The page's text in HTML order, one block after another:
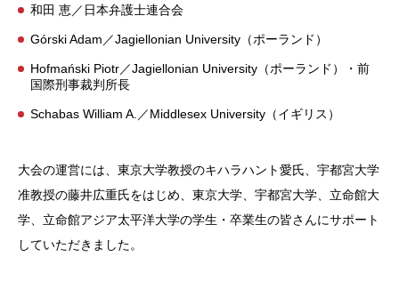
和田 恵／日本弁護士連合会
Górski Adam／Jagiellonian University（ポーランド）
Hofmański Piotr／Jagiellonian University（ポーランド）・前
国際刑事裁判所長
Schabas William A.／Middlesex University（イギリス）
大会の運営には、東京大学教授のキハラハント愛氏、宇都宮大学
准教授の藤井広重氏をはじめ、東京大学、宇都宮大学、立命館大
学、立命館アジア太平洋大学の学生・卒業生の皆さんにサポート
していただきました。